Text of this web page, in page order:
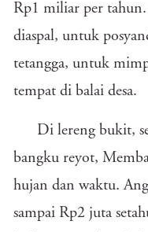
Rp1 miliar per
diaspal, untuk
tetangga, untuk
tempat di balai desa.
Di lereng bukit,
bangku reyot,
hujan dan waktu.
sampai Rp2 juta